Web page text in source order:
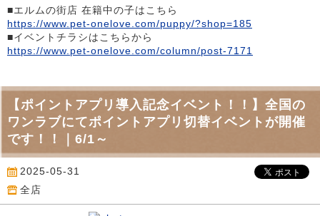
■エルムの街店 在籍中の子はこちら
https://www.pet-onelove.com/puppy/?shop=185
■イベントチラシはこちらから
https://www.pet-onelove.com/column/post-7171
【ポイントアプリ導入記念イベント！！】全国の
ワンラブにてポイントアプリ切替イベントが開催
です！！｜6/1～
2025-05-31
全店